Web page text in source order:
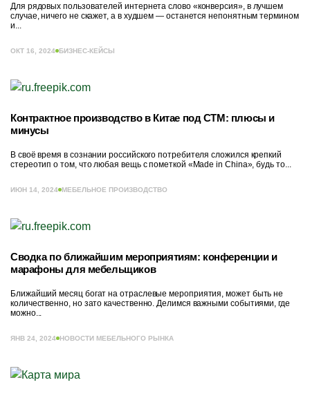
Для рядовых пользователей интернета слово «конверсия», в лучшем
случае, ничего не скажет, а в худшем — останется непонятным термином
и...
ОКТ 16, 2024 БИЗНЕС-КЕЙСЫ
Контрактное производство в Китае под СТМ: плюсы и
минусы
В своё время в сознании российского потребителя сложился крепкий
стереотип о том, что любая вещь с пометкой «Made in China», будь то...
ИЮН 14, 2024 МЕБЕЛЬНОЕ ПРОИЗВОДСТВО
Сводка по ближайшим мероприятиям: конференции и
марафоны для мебельщиков
Ближайший месяц богат на отраслевые мероприятия, может быть не
количественно, но зато качественно. Делимся важными событиями, где
можно...
ЯНВ 24, 2024 НОВОСТИ МЕБЕЛЬНОГО РЫНКА